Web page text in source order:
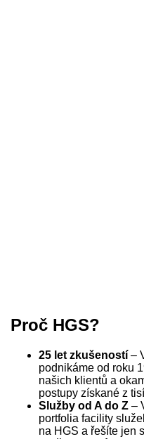
Proč HGS?
25 let zkušeností –
podnikáme od roku
našich klientů a
postupy získané z
Služby od A do Z –
portfolia facility
na HGS a řešíte jen